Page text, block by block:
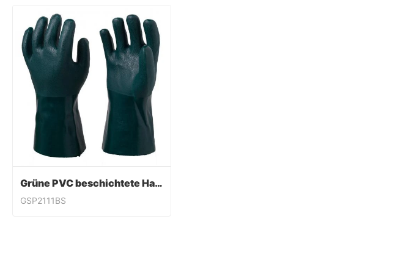
Grüne PVC beschichtete Handschuhe Sandy Finish
GSP2111BS